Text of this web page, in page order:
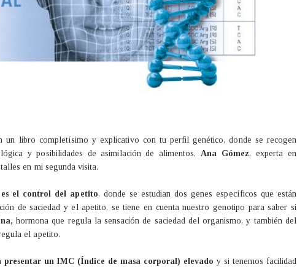
un libro completísimo y explicativo con tu perfil genético, donde se recogen
y posibilidades de asimilación de alimentos.Ana Gómez, experta en
en mi segunda visita.
el control del apetito, donde se estudian dos genes específicos que están
de saciedad y el apetito, se tiene en cuenta nuestro genotipo para saber si
hormona que regula la sensación de saciedad del organismo, y también del
el apetito.
presentar un IMC (Índice de masa corporal) elevado y si tenemos facilidad